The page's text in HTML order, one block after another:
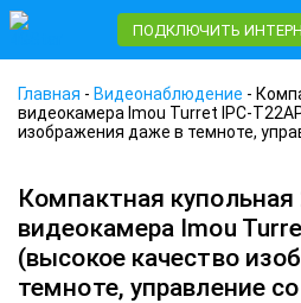
ПОДКЛЮЧИТЬ
Главная - Видеонаблюдение -
видеокамера Imou Turret IPC-
изображения даже в темноте,
Компактная
видеокамера Imou
(высокое качество
темноте, управление